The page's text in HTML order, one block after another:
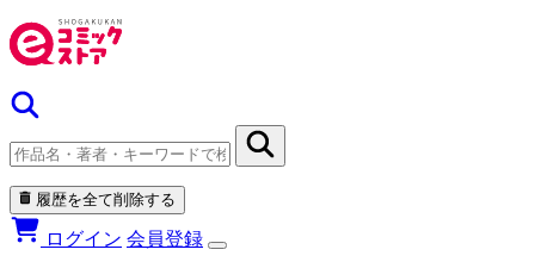
履歴を全て削除する
ログイン 会員登録